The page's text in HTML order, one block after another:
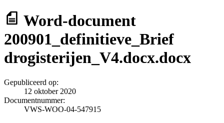
Word-document
200901_definitieve_Brief
drogisterijen_V4.docx.docx
Gepubliceerd op:
12 oktober 2020
Documentnummer:
VWS-WOO-04-547915